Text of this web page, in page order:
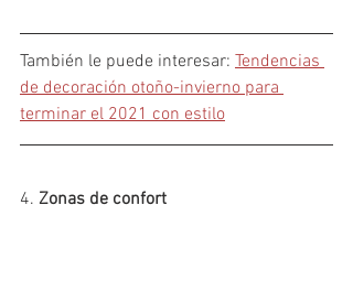
También le puede interesar: Tendencias
de decoración otoño-invierno para
terminar el 2021 con estilo
4. Zonas de confort